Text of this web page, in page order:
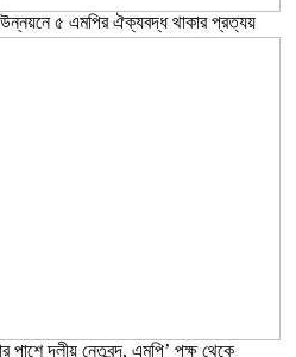
উন্নয়নে ৫ এমপির ঐক্যবদ্ধ থাকার প্রত্যয়
পাশে দলীয় নেতৃবৃন্দ, এমপি’ পক্ষ থেকে